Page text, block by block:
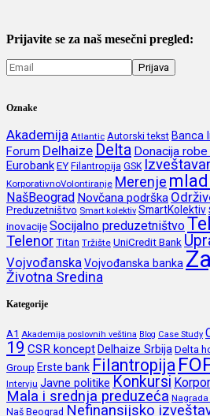
Prijavite se za naš mesečni pregled:
Oznake
Akademija Atlantic Autorski tekst Banca
Forum Delhaize Delta Donacija
EurobankEY Filantropija GSK
KorporativnoVolontiranje Merenje
NašBeograd Novčana podrška
Preduzetništvo Smart kolektiv SmartKolektiv
inovacijeSocijalno preduzetništvo
TelenorTitan Tržište UniCredit Bank
VojvođanskaVojvođanska banka
Životna Sredina
Kategorije
A1 Akademija poslovnih veština Blog Case Study
19 CSR konceptDelhaize Srbija Delta
Group Erste bank Filantropija
Intervju Javne politike Konkursi
Mala i srednja preduzeća
Naš Beograd Nefinansijsko